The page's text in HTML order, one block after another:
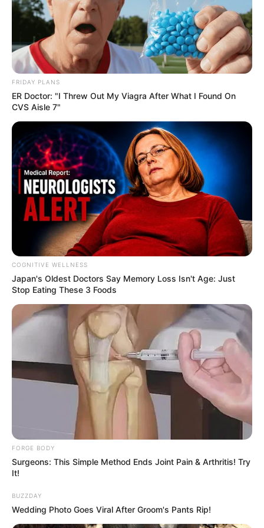
കഴിഞ്ഞ ഒരു വർഷക്കാലയളവിൽ ഏറെ
ശ്രദ്ധയാകർഷിച്ച ചിത്രം കൂടിയാണ് കാട്ടാളൻ.
മാർക്കോ ഒരുക്കിയ ക്യൂബ്സ് എന്റെർടൈൻമെന്റ്
നിർമ്മിക്കുന്ന ഈ ചിത്രത്തിന്റെ ഓരോ
അപ്‌ഡേഷനും പ്രേഷകർക്ക് ഏറെ ആസ്വാദനം
നൽകിപ്പോന്നു. മലയാളത്തിലെ ഹൈഡോസ്
അതിനും മുകളിൽ നിൽക്കും
വിധത്തിൽത്തന്നെയാണ് കാട്ടാളന്റേയും
FRIDAY PLANS
ER Doctor: "I Threw Out My Viagra After What I Found On
CVS Aisle 7"
COGNITIVE WELLNESS
Japan's Oldest Doctors Say Me​mory Lo​ss Isn't Age: Just
Stop Eating These 3 Foods
FORGE BODY
Surgeons: This Simple Method Ends Joint Pain & Arthritis! Try
It!
BUZZDAY
Wedding Photo Goes Viral After Groom's Pants Rip!